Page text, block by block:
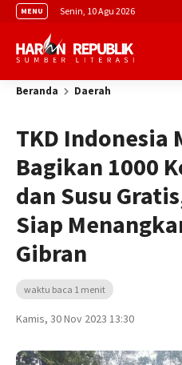
MENU Senin, 10 Agu 2026
Beranda Daerah
TKD Indonesia
Bagikan 1000
dan Susu
Siap
Gibran
waktu baca 1 menit
Kamis, 30 Nov 2023 13:30